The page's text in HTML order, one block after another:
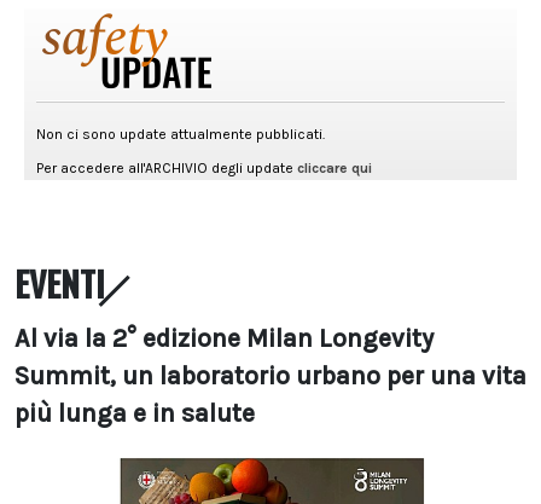
EVENTI
Al via la 2° edizione Milan Longevity
Summit, un laboratorio urbano per una vita
più lunga e in salute